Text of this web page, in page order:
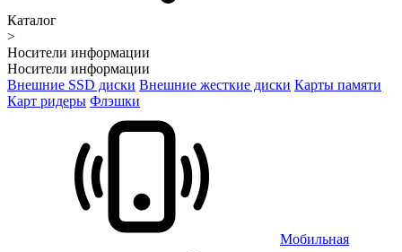
Каталог
>
Носители информации
Носители информации
Внешние SSD диски Внешние жесткие диски Карты памяти
Карт ридеры Флэшки
Мобильная